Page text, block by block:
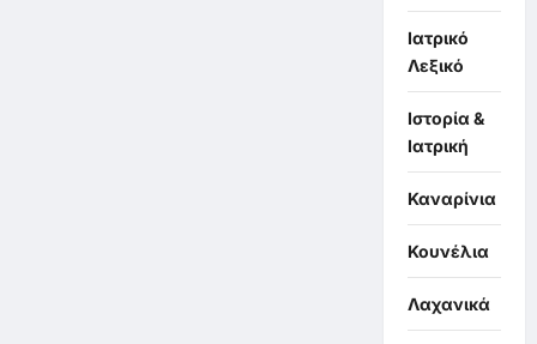
Ιατρικό
Λεξικό
Ιστορία &
Ιατρική
Καναρίνια
Κουνέλια
Λαχανικά